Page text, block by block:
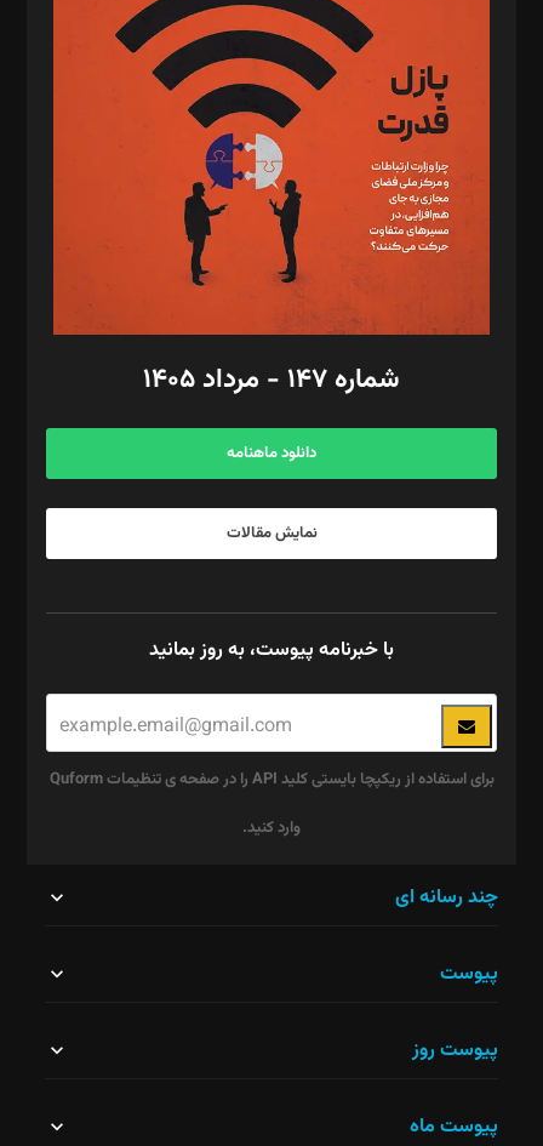
د‌بیر تحریریه آنلاین: بابک نقاش
تحریریه‌: مجتبی محمود‌ی، آرش برهمند، یسنا امان‌پور، سروش کرمیان،
مصطفی مسجدی آرانی، ابوالفضل رجبی، زهرا فکرانه، فائزه فتحی
رستمی،مصطفی باستان
ویرایش: نگار استاد‌‌آقا
طراح یونیفرم: مجید توکلی
فیلمبرداری و عکاسی: امیر شفیعی، مانی لطفی زاده
گرافیک و صفحه‌آرایی: سید‌سبحان‌علی ثابت
مد‌یر توسعه تجاری: کامبیز برید‌
امور مالی: شاپور رهبری، محمد‌ کاظمی‌نیا
آگهی و مشترکین: ۰۹۱۹۹۹۹۰۴۵۴
شماره ۱۴۷ - مرداد ۱۴۰۵
دانلود ماهنامه
نمایش مقالات
با خبرنامه پیوست، به روز بمانید
برای استفاده از ریکپچا بایستی کلید API را در صفحه ی تنظیمات Quform
وارد کنید.
نباید
شود.
چند رسانه ای
پیوست
پیوست روز
پیوست ماه